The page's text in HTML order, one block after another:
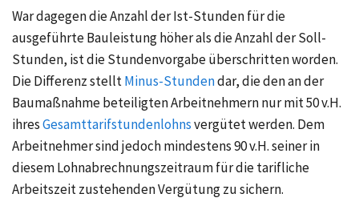
War dagegen die Anzahl der Ist-Stunden für die
ausgeführte Bauleistung höher als die Anzahl der Soll-
Stunden, ist die Stundenvorgabe überschritten worden.
Die Differenz stelltMinus-Stundendar, die den an der
Baumaßnahme beteiligten Arbeitnehmern nur mit 50 v.H.
ihresGesamttarifstundenlohnsvergütet werden. Dem
Arbeitnehmer sind jedoch mindestens 90 v.H. seiner in
diesem Lohnabrechnungszeitraum für die tarifliche
Arbeitszeit zustehenden Vergütung zu sichern.